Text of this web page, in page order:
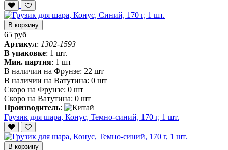
В корзину
65 руб
Артикул: 1302-1593
В упаковке: 1 шт.
Мин. партия: 1 шт
В наличии на Фрунзе: 22 шт
В наличии на Ватутина: 0 шт
Скоро на Фрунзе: 0 шт
Скоро на Ватутина: 0 шт
Производитель:
Грузик для шара, Конус, Темно-синий, 170 г, 1 шт.
В корзину